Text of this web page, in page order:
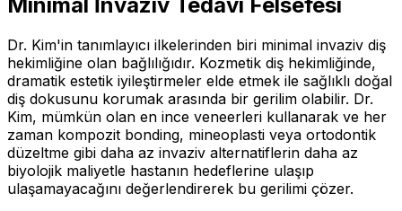
Minimal İnvaziv Tedavi Felsefesi
Dr. Kim'in tanımlayıcı ilkelerinden biri minimal invaziv diş
hekimliğine olan bağlılığıdır. Kozmetik diş hekimliğinde,
dramatik estetik iyileştirmeler elde etmek ile sağlıklı doğal
diş dokusunu korumak arasında bir gerilim olabilir. Dr.
Kim, mümkün olan en ince veneerleri kullanarak ve her
zaman kompozit bonding, mineoplasti veya ortodontik
düzeltme gibi daha az invaziv alternatiflerin daha az
biyolojik maliyetle hastanın hedeflerine ulaşıp
ulaşamayacağını değerlendirerek bu gerilimi çözer.